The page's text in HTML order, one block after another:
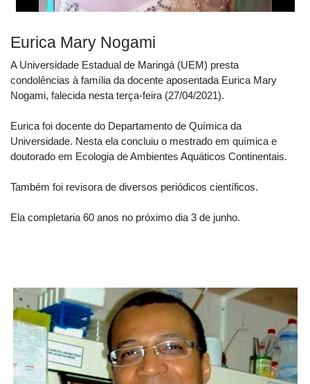
Eurica Mary Nogami
A Universidade Estadual de Maringá (UEM) presta
condolências à família da docente aposentada Eurica Mary
Nogami, falecida nesta terça-feira (27/04/2021).
Eurica foi docente do Departamento de Química da
Universidade. Nesta ela concluiu o mestrado em química e
doutorado em Ecologia de Ambientes Aquáticos Continentais.
Também foi revisora de diversos periódicos científicos.
Ela completaria 60 anos no próximo dia 3 de junho.